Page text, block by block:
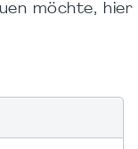
möchte, hier